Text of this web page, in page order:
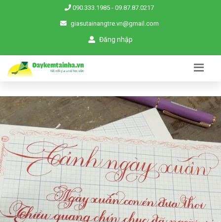
090.333.1985 - 09.87.87.0217
giasutainangtre.vn@gmail.com
Đăng nhập